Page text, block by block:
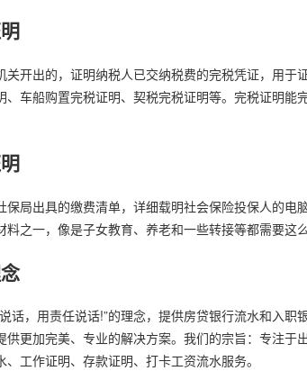
关开出的，证明纳税人已交纳税费的完税凭证，用
、车船购置完税证明、契税完税证明等。完税证明
保局出具的缴费清单，详细载明社会保险投保人的
料之一，像是子女教育、养老和一些转接等都需要这么
话，用责任说话!”的理念，提供房贷银行流水和入
供更加完美、专业的解决方案。我们的宗旨：专注
工作证明、存款证明、打卡工资流水服务。